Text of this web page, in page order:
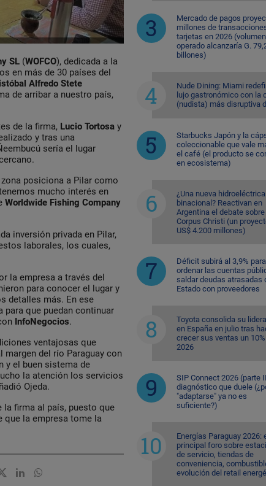
SL (WOFCO), dedicada a la
en más de 30 países del
Alfredo Stete
de arribar a nuestro país,
de la firma, Lucio Tortosa y
y tras una
sería el lugar
posiciona a Pilar como
mucho interés en
Worldwide Fishing Company
inversión privada en Pilar,
laborales, los cuales,
la empresa a través del
para conocer el lugar y
detalles más. En ese
que puedan continuar
InfoNegocios.
ventajosas que
del río Paraguay con
y el buen sistema de
la atención los servicios
Ojeda.
la firma al país, puesto que
que la empresa tome la
Mercado de pagos
millones de
tarjetas en 2026 (volumen
operado alcanzaría G.
billones)
Nude Dining: Miami
lujo gastronómico con la
(nudista) más disruptiva
Starbucks Japón y la
coleccionable que vale
el café (el producto se
en ecosistema)
¿Una nueva hidroeléctrica
binacional? Reactivan en
Argentina el debate sobre
Corpus Christi (un
US$ 4.200 millones)
Déficit subirá al 3,9% para
ordenar las cuentas
saldar deudas atrasadas
Estado con proveedores
Toyota consolida su
en España en julio tras
crecer sus ventas un
2026
SIP Connect 2026 (parte
diagnóstico que duele
"adaptarse" ya no es
suficiente?)
Energías Paraguay 2026:
principal foro sobre
de servicio, tiendas de
conveniencia,
evolución del retail